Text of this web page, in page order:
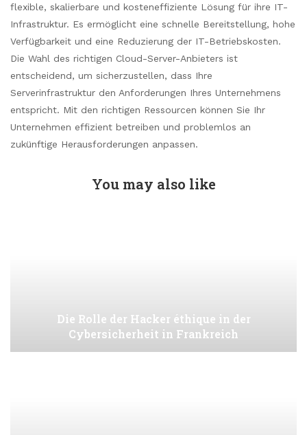
flexible, skalierbare und kosteneffiziente Lösung für ihre IT-
Infrastruktur. Es ermöglicht eine schnelle Bereitstellung, hohe
Verfügbarkeit und eine Reduzierung der IT-Betriebskosten.
Die Wahl des richtigen Cloud-Server-Anbieters ist
entscheidend, um sicherzustellen, dass Ihre
Serverinfrastruktur den Anforderungen Ihres Unternehmens
entspricht. Mit den richtigen Ressourcen können Sie Ihr
Unternehmen effizient betreiben und problemlos an
zukünftige Herausforderungen anpassen.
You may also like
Die Rolle der Hacker éthique in der
Cybersicherheit in Frankreich